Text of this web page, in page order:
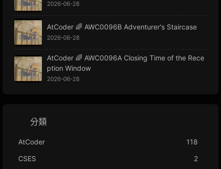
2026-06-28
AtCoder 🌈 AWC0096B Adventurer's Staircase
2026-06-28
AtCoder 🌈 AWC0096A Closing Time of the Rece
ption Window
2026-06-28
分類
AtCoder
118
CSES
2